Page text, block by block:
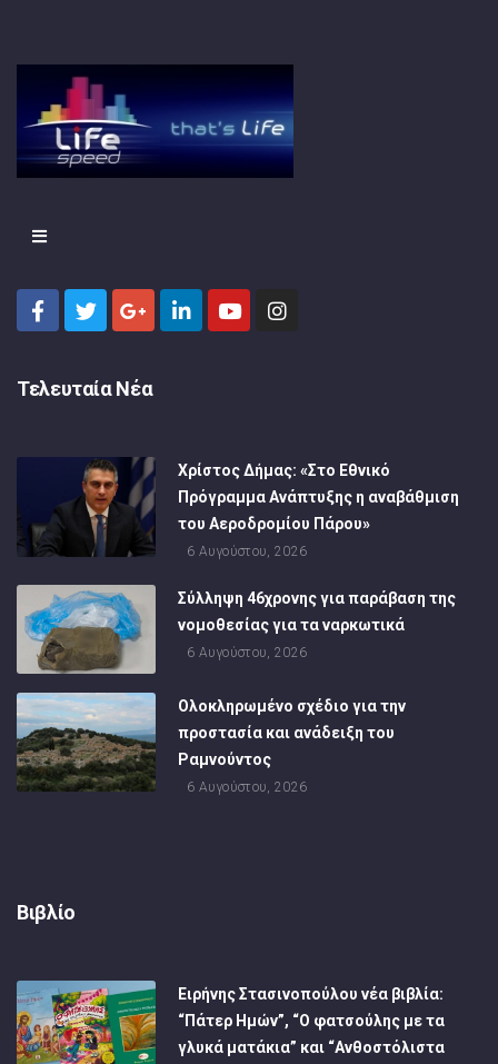
Τελευταία Νέα
Χρίστος Δήμας: «Στο Εθνικό
Πρόγραμμα Ανάπτυξης η αναβάθμιση
του Αεροδρομίου Πάρου»
6 Αυγούστου, 2026
Σύλληψη 46χρονης για παράβαση της
νομοθεσίας για τα ναρκωτικά
6 Αυγούστου, 2026
Ολοκληρωμένο σχέδιο για την
προστασία και ανάδειξη του
Ραμνούντος
6 Αυγούστου, 2026
Βιβλίο
Ειρήνης Στασινοπούλου νέα βιβλία:
“Πάτερ Ημών”, “Ο φατσούλης με τα
γλυκά ματάκια” και “Ανθοστόλιστα